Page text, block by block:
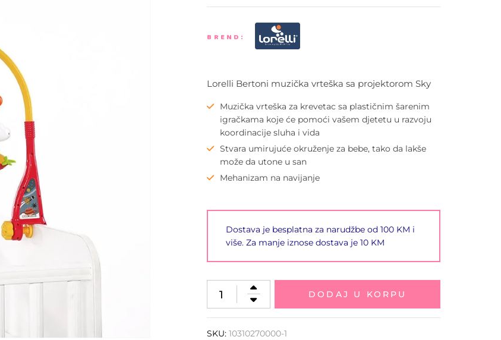
BREND:
Lorelli Bertoni muzička vrteška sa projektorom Sky
Muzička vrteška za krevetac sa plastičnim šarenim
igračkama koje će pomoći vašem djetetu u razvoju
koordinacije sluha i vida
Stvara umirujuće okruženje za bebe, tako da lakše
može da utone u san
Mehanizam na navijanje
Dostava je besplatna za narudžbe od 100 KM i
više. Za manje iznose dostava je 10 KM
DODAJ U KORPU
SKU:10310270000-1